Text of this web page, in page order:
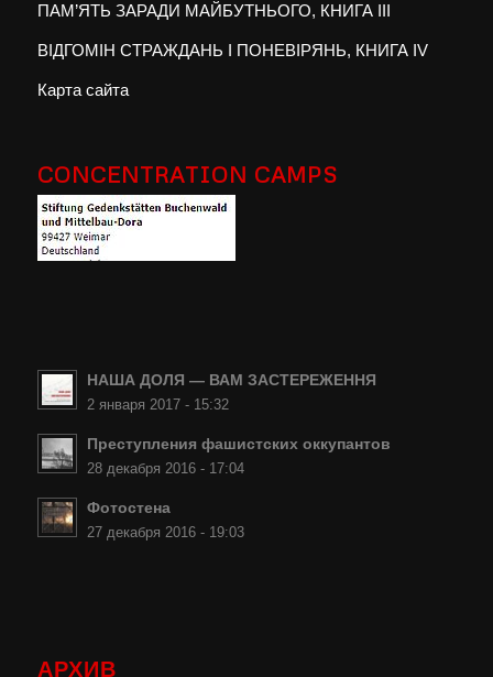
ПАМ’ЯТЬ ЗАРАДИ МАЙБУТНЬОГО, КНИГА III
ВІДГОМІН СТРАЖДАНЬ І ПОНЕВІРЯНЬ, КНИГА IV
Карта сайта
CONCENTRATION CAMPS
НАША ДОЛЯ — ВАМ ЗАСТЕРЕЖЕННЯ
2 января 2017 - 15:32
Преступления фашистских оккупантов
28 декабря 2016 - 17:04
Фотостена
27 декабря 2016 - 19:03
АРХИВ